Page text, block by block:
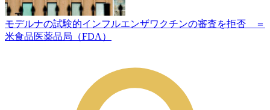
モデルナの試験的インフルエンザワクチンの審査を拒否 ＝
米食品医薬品局（FDA）